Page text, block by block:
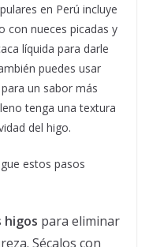
en Perú incluye
con nueces picadas y
líquida para darle
puedes usar
un sabor más
tenga una textura
del higo.
estos pasos
higos para eliminar
Sécalos con